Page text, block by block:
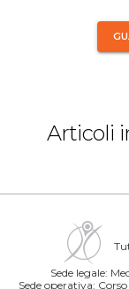
Articoli
Sede legale:
Sede operativa: